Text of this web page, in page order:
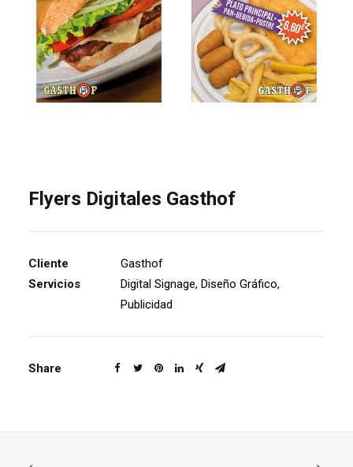
Flyers Digitales Gasthof
Cliente
Gasthof
Servicios
Digital Signage, Diseño Gráfico,
Publicidad
Share